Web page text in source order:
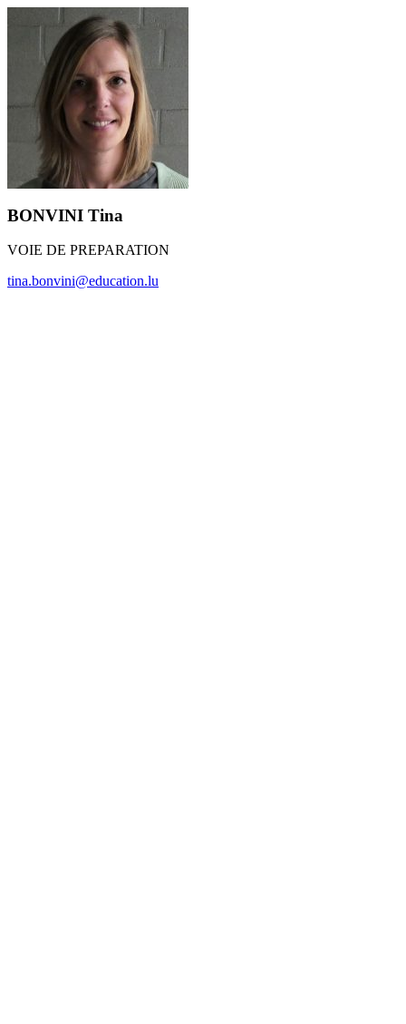
BONVINI Tina
VOIE DE PREPARATION
tina.bonvini@education.lu